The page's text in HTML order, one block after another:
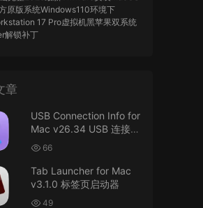
原版系统Windows110环境下
17 Pro虚拟机黑苹果双系统
解锁补丁
In One，一站式整合完整版
Resolve Studio 21 for Mac
达芬奇世界顶级调色软件
章
USB Connection Info for
Mac v26.34 USB 连接信
息 66
Tab Launcher for Mac
v3.1.0 标签页启动器
49